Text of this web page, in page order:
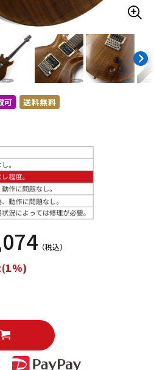
DTM
レコーディング機器
ヴィンテージ
可 送料無料
（税込）